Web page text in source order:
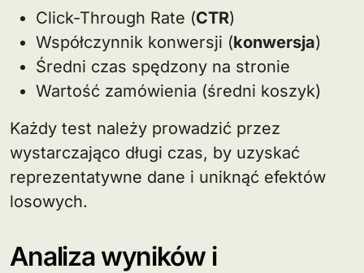
Click-Through Rate (CTR)
Współczynnik konwersji (konwersja)
Średni czas spędzony na stronie
Wartość zamówienia (średni koszyk)
Każdy test należy prowadzić przez
wystarczająco długi czas, by uzyskać
reprezentatywne dane i uniknąć efektów
losowych.
Analiza wyników i